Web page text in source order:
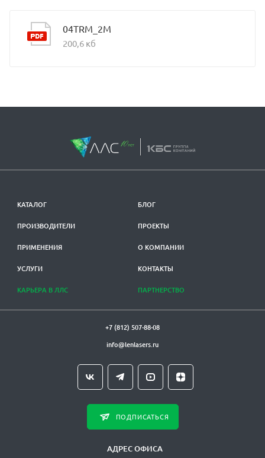
04TRM_2M
200,6 кб
КАТАЛОГ
ПРОИЗВОДИТЕЛИ
ПРИМЕНЕНИЯ
УСЛУГИ
КАРЬЕРА В ЛЛС
БЛОГ
ПРОЕКТЫ
О КОМПАНИИ
КОНТАКТЫ
ПАРТНЕРСТВО
+7 (812) 507-88-08
info@lenlasers.ru
ПОДПИСАТЬСЯ
АДРЕС ОФИСА